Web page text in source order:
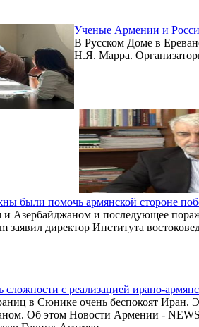
Ученые Армении и
В Русском Доме в
Н.Я. Марра.
были помочь армянской стороне
Азербайджаном и последующее
директор Института
с реализацией ирано-
в Сюнике очень беспокоят Иран.
Об этом Новости Армении -